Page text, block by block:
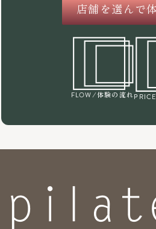
店舗を選んで
FLOW /体験の流れPRICE